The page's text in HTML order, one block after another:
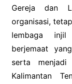
Gereja dan
organisasi,
lembaga injil
berjemaat
serta
Kalimantan